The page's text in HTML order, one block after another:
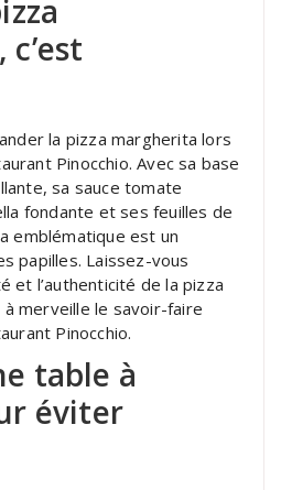
la pizza margherita lors
Pinocchio. Avec sa base
sa sauce tomate
fondante et ses feuilles de
emblématique est un
papilles. Laissez-vous
et l’authenticité de la pizza
merveille le savoir-faire
Pinocchio.
table à
éviter